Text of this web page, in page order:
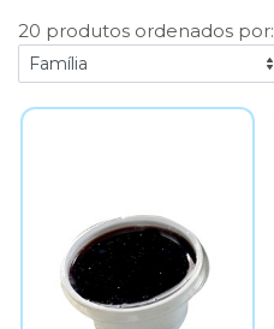
20 produtos ordenados por: